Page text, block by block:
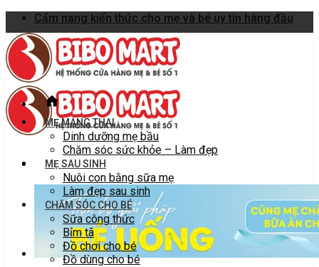
Skip
to
content
Cẩm nang kiến thức cho mẹ và bé uy tín hàng đầu
MẸ MANG THAI
Dinh dưỡng mẹ bầu
Chăm sóc sức khỏe – Làm đẹp
MẸ SAU SINH
Nuôi con bằng sữa mẹ
Làm đẹp sau sinh
CHĂM SÓC CHO BÉ
Sữa công thức
Bỉm tã
Đồ chơi cho bé
Đồ dùng cho bé